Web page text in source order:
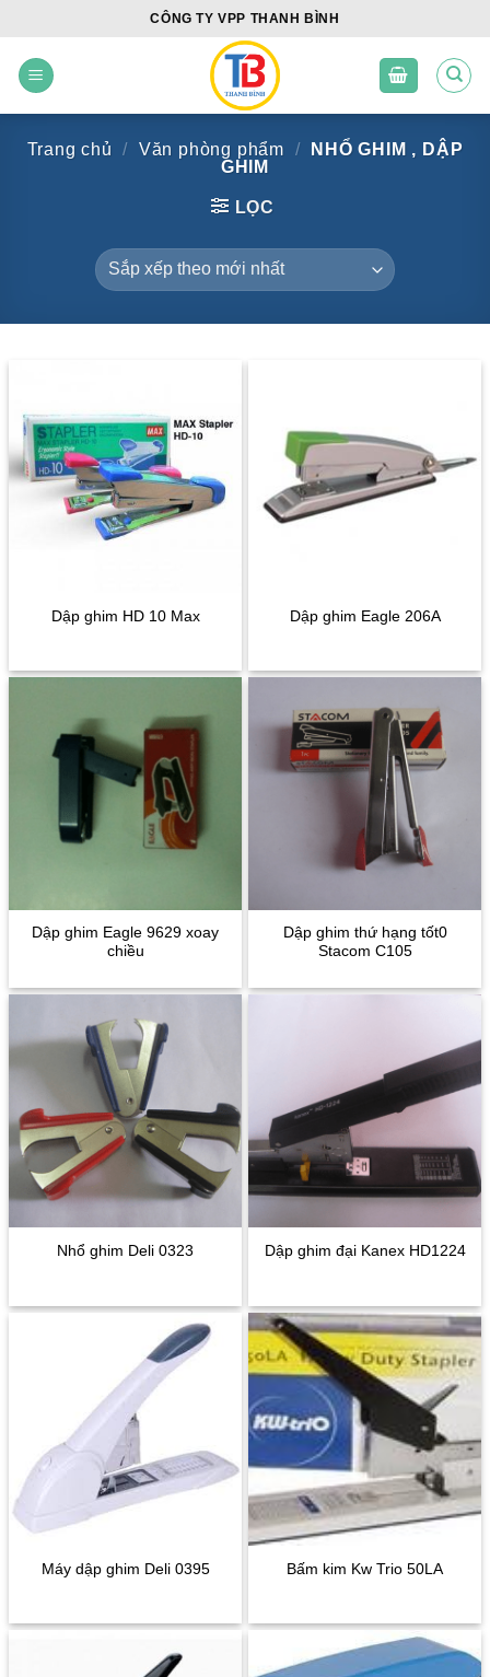
content
CÔNG TY VPP THANH BÌNH
Trang chủ / Văn phòng phẩm /
NHỔ GHIM , DẬP
GHIM
LỌC
Dập ghim HD 10 Max Dập ghim Eagle 206A
Dập ghim Eagle 9629 xoay
chiều
Dập ghim thứ hạng tốt0
Stacom C105
Nhổ ghim Deli 0323 Dập ghim đại Kanex HD1224
Máy dập ghim Deli 0395 Bấm kim Kw Trio 50LA